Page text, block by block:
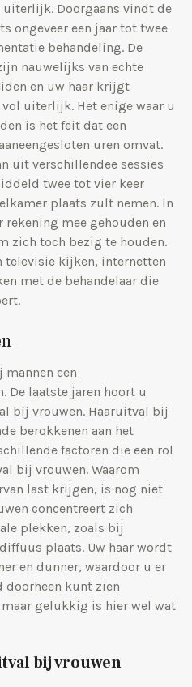
Doorgaans vindt de
ongeveer een jaar tot twee
behandeling. De
nauwelijks van echte
en uw haar krijgt
uiterlijk. Het enige waar u
is het feit dat een
uren omvat.
uit verschillendee sessies
twee tot vier keer
plaats zult nemen. In
mee gehouden en
zich toch bezig te houden.
televisie kijken, internetten
met de behandelaar die
een
De laatste jaren hoort u
bij vrouwen. Haaruitval bij
berokkenen aan het
factoren die een rol
bij vrouwen. Waarom
last krijgen, is nog niet
concentreert zich
plekken, zoals bij
plaats. Uw haar wordt
en dunner, waardoor u er
doorheen kunt zien
maar gelukkig is hier wel wat
bij vrouwen